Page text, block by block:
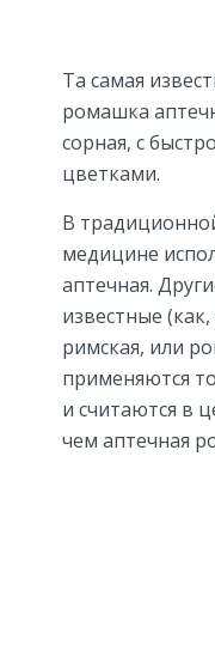
Та самая
ромашка
сорная, с
цветками.
В
медицине
аптечная.
известные
римская, или
применяются
и считаются в
чем аптечная